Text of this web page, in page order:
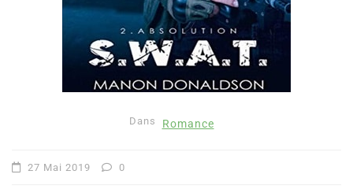
Dans Romance
27 Mai 2019 0